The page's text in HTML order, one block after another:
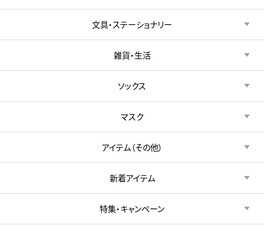
文具・ステーショナリー
雑貨・生活
ソックス
マスク
アイテム（その他）
新着アイテム
特集・キャンペーン